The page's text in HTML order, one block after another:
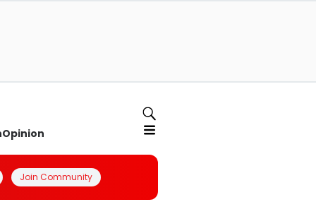
Opinion
Join Community